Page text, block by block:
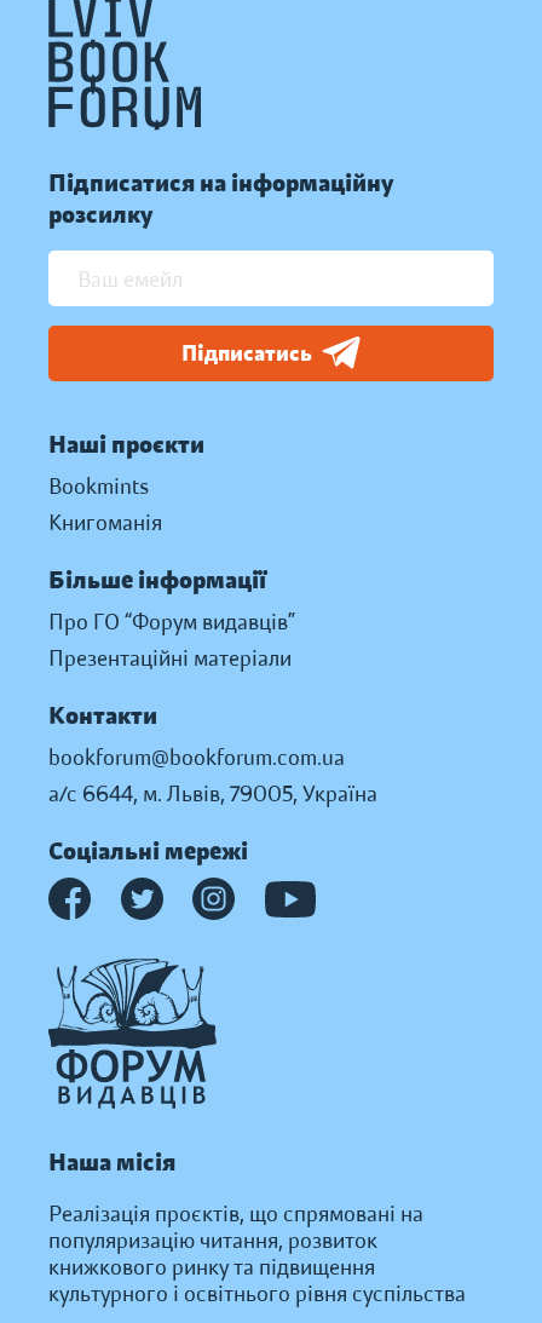
Підписатися на інформаційну
розсилку
Підписатись
Наші проєкти
Bookmints
Книгоманія
Більше інформації
Про ГО “Форум видавців”
Презентаційні матеріали
Контакти
bookforum@bookforum.com.ua
а/с 6644, м. Львів, 79005, Україна
Соціальні мережі
Наша місія
Реалізація проєктів, що спрямовані на
популяризацію читання, розвиток
книжкового ринку та підвищення
культурного і освітнього рівня суспільства